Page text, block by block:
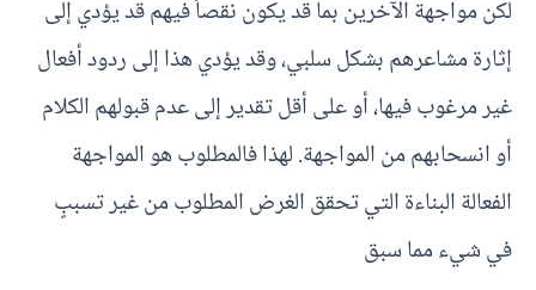
لكن مواجهة الآخرين بما قد يكون نقصاً فيهم قد يؤدي إلى
إثارة مشاعرهم بشكل سلبي، وقد يؤدي هذا إلى ردود أفعال
غير مرغوب فيها، أو على أقل تقدير إلى عدم قبولهم الكلام
أو انسحابهم من المواجهة. لهذا فالمطلوب هو المواجهة
الفعالة البناءة التي تحقق الغرض المطلوب من غير تسببٍ
في شيء مما سبق